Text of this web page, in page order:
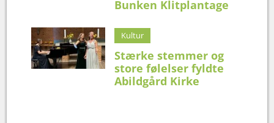
Bunken Klitplantage
Kultur
Stærke stemmer og
store følelser fyldte
Abildgård Kirke